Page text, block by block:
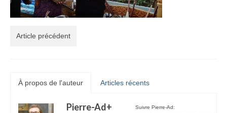
Article précédent
À propos de l'auteur Articles récents
Suivre Pierre-Ad:
Pierre-Ad+